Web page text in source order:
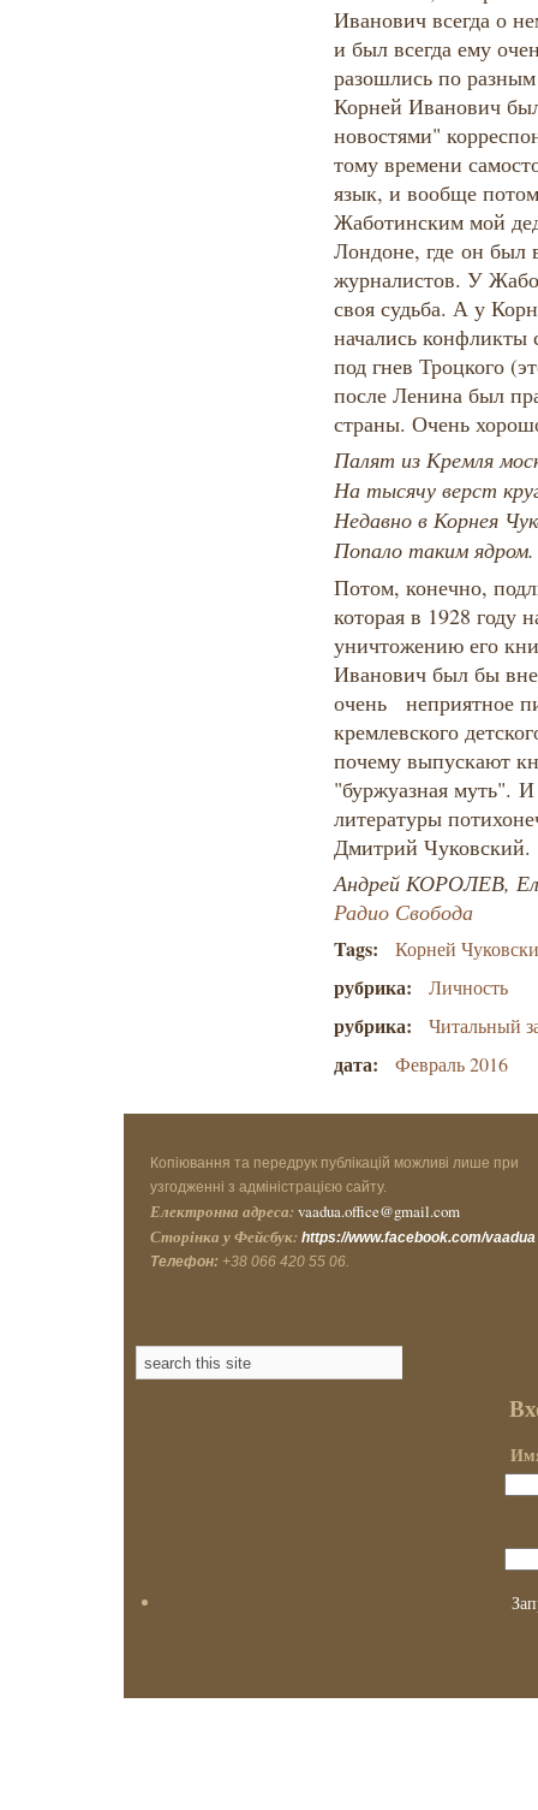
Иванович всегда о
и был всегда ему
разошлись по
Корней Иванович
новостями"
тому времени
язык, и вообще
Жаботинским мой
Лондоне, где он был
журналистов. У
своя судьба. А у
начались конфликты
под гнев Троцкого
после Ленина был
страны. Очень
Палят из Кремля
На тысячу верст
Недавно в Корнея
Попало таким ядром.
Потом, конечно,
которая в 1928 году
уничтожению его
Иванович был бы
очень неприятное
кремлевского
почему выпускают
"буржуазная муть". И
литературы
Дмитрий Чуковский.
Андрей КОРОЛЕВ,
Радио Свобода
Tags: Корней
рубрика: Личность
рубрика: Читальный
дата: Февраль 2016
Копіювання та передрук публікацій можливі лише при
узгодженні з адміністрацією сайту.
Електронна адреса: vaadua.office@gmail.com
Сторінка у Фейсбук: https://www.facebook.com/vaadua
Телефон: +38 066 420 55 06.